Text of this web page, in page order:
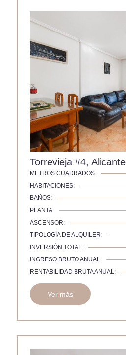
Torrevieja #4, Alicante
METROS CUADRADOS:
HABITACIONES:
BAÑOS:
PLANTA:
ASCENSOR:
TIPOLOGÍA DE ALQUILER:
INVERSIÓN TOTAL:
INGRESO BRUTO ANUAL:
RENTABILIDAD BRUTA ANUAL:
Ver más